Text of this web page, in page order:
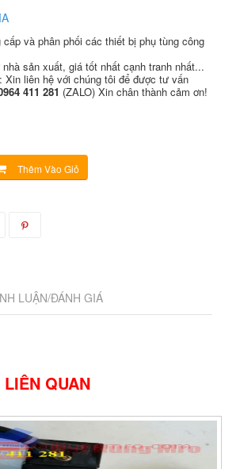
và phân phối các thiết bị phụ tùng công
sản xuất, giá tốt nhất cạnh tranh nhất...
Xin liên hệ với chúng tôi để được tư vấn
411 281 (ZALO) Xin chân thành cảm ơn!
Thêm Vào Giỏ
LUẬN/ĐÁNH GIÁ
QUAN